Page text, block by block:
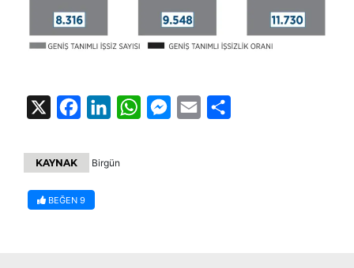
FacebookLinkedInWhatsAppMessenger
Email
KAYNAK Birgün
BEĞEN 9